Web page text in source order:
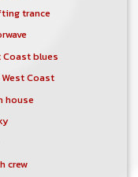
trance
Coast blues
Coast
house
crew